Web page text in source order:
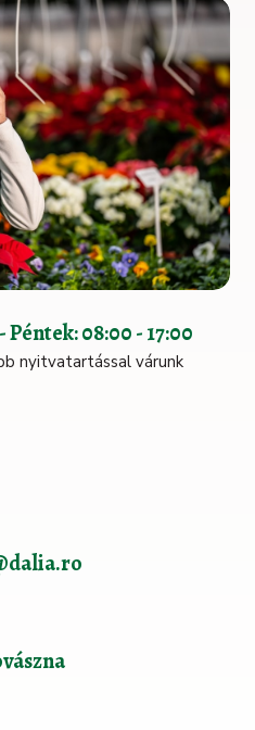
08:00 - 17:00
nyitvatartással várunk